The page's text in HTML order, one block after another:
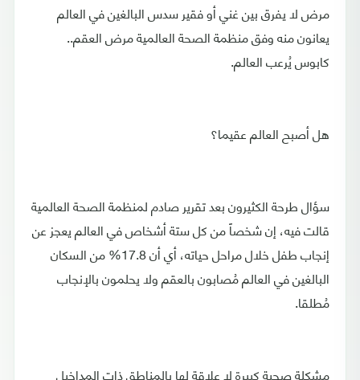
مرض لا يفرق بين غني أو فقير سدس البالغين في العالم
يعانون منه وفق منظمة الصحة العالمية مرض العقم..
كابوس يُرعب العالم.
هل أصبح العالم عقيما؟
سؤال طرحة الكثيرون بعد تقرير صادم لمنظمة الصحة العالمية
قالت فيه، إن شخصاً من كل ستة أشخاص في العالم يعجز عن
إنجاب طفل خلال مراحل حياته، أي أن 17.8% من السكان
البالغين في العالم مُصابون بالعقم ولا يحلمون بالإنجاب
مُطلقا.
مشكلة صحية كبيرة لا علاقة لها بالمناطق ذات المداخيل